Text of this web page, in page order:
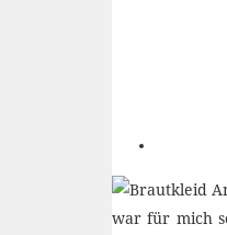
war für mich